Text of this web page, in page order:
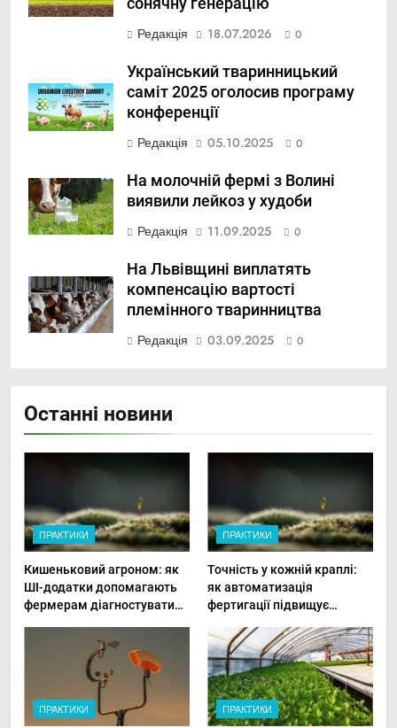
сонячну генерацію
Редакція
18.07.2026 0
Український тваринницький
саміт 2025 оголосив програму
конференції
Редакція
05.10.2025 0
На молочній фермі з Волині
виявили лейкоз у худоби
Редакція
11.09.2025 0
На Львівщині виплатять
компенсацію вартості
племінного тваринництва
Редакція
03.09.2025 0
Останні новини
ПРАКТИКИ
Кишеньковий агроном: як
ШІ-додатки допомагають
фермерам діагностувати
ПРАКТИКИ
Точність у кожній краплі:
як автоматизація
фертигації підвищує
ПРАКТИКИ ПРАКТИКИ